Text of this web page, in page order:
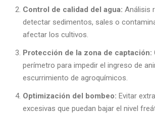
Control de calidad del agua: Análisis
detectar sedimentos, sales o
afectar los cultivos.
Protección de la zona de captación:
perímetro para impedir el ingreso de
escurrimiento de agroquímicos.
Optimización del bombeo: Evitar
excesivas que puedan bajar el nivel